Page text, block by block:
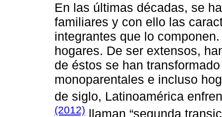
En las últimas décadas, se
familiares y con ello las
integrantes que lo
hogares. De ser extensos,
de éstos se han
monoparentales e incluso
de siglo, Latinoamérica
(2012) llaman “segunda